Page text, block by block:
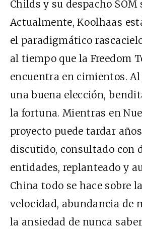
Childs y su despacho SOM
Actualmente, Koolhaas
el paradigmático
al tiempo que la Freedom
encuentra en cimientos. Al
una buena elección,
la fortuna. Mientras en
proyecto puede tardar
discutido, consultado con
entidades, replanteado y
China todo se hace sobre
velocidad, abundancia de
la ansiedad de nunca